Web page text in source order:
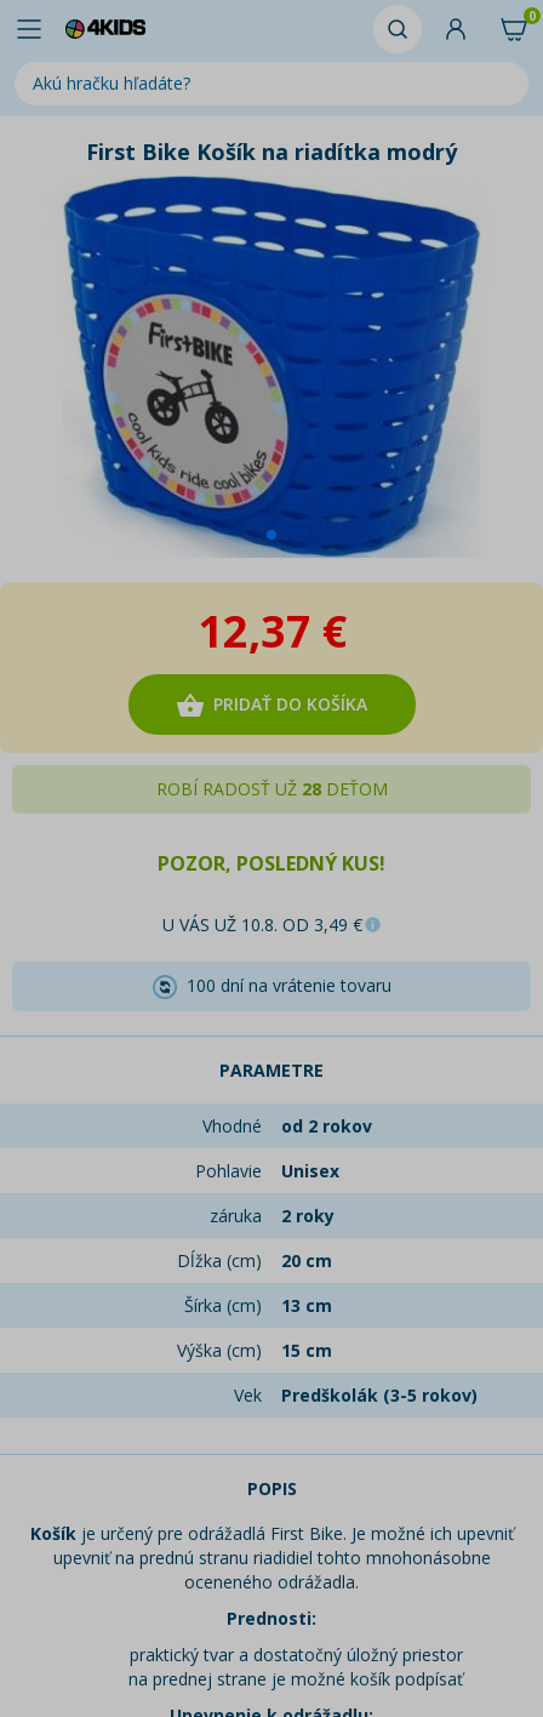
0
First Bike Košík na riadítka modrý
12,37 €
PRIDAŤ DO KOŠÍKA
ROBÍ RADOSŤ UŽ 28DEŤOM
POZOR, POSLEDNÝ KUS!
U VÁS UŽ 10.8. OD 3,49 €
100 dní na vrátenie tovaru
PARAMETRE
Vhodné
od 2 rokov
Pohlavie
Unisex
záruka
2 roky
Dĺžka (cm)
20 cm
Šírka (cm)
13 cm
Výška (cm)
15 cm
Vek
Predškolák (3-5 rokov)
POPIS
Košík je určený pre odrážadlá First Bike. Je možné ich upevniť
upevniť na prednú stranu riadidiel tohto mnohonásobne
oceneného odrážadla.
Prednosti:
praktický tvar a dostatočný úložný priestor
na prednej strane je možné košík podpísať